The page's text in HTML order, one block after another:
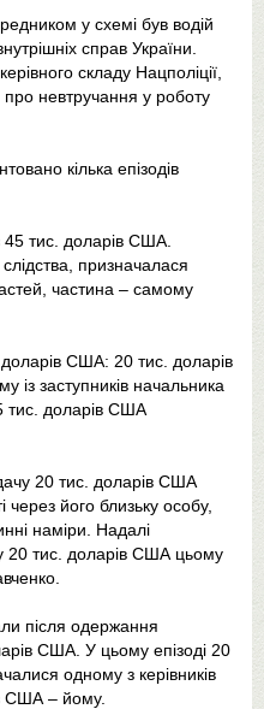
у схемі був водій
справ України.
складу Нацполіції,
невтручання у роботу
кілька епізодів
тис. доларів США.
призначалася
частина – самому
США: 20 тис. доларів
заступників начальника
тис. доларів США
20 тис. доларів США
через його близьку особу,
наміри. Надалі
20 тис. доларів США цьому
після одержання
США. У цьому епізоді 20
одному з керівників
США – йому.